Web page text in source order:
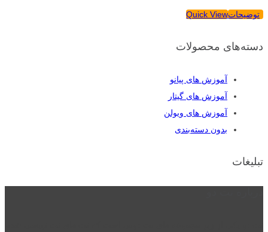
توضیحاتQuick View
دسته‌های محصولات
آموزش های پیانو
آموزش های گیتار
آموزش های ویولن
بدون دسته‌بندی
تبلیغات